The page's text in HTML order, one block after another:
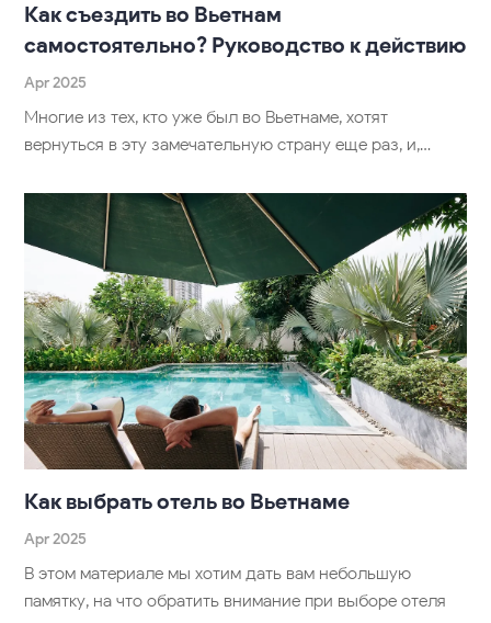
Как съездить во Вьетнам
самостоятельно? Руководство к действию
Apr 2025
Многие из тех, кто уже был во Вьетнаме, хотят
вернуться в эту замечательную страну еще раз, и,…
Как выбрать отель во Вьетнаме
Apr 2025
В этом материале мы хотим дать вам небольшую
памятку, на что обратить внимание при выборе отеля